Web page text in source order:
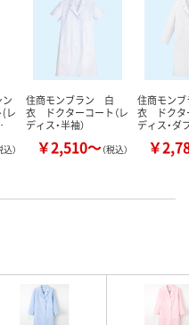
レ
込）
住商モンブラン 白
衣 ドクターコート（レ
ディス・半袖）
￥2,510～（税込）
住商モン
衣 ドクタ
ディス・ダ
￥